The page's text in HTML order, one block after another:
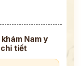
Nam y
tiết